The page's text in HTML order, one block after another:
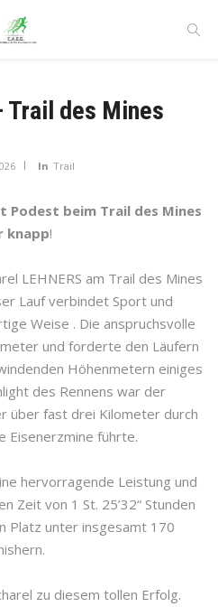
Trail des Mines
In Trail
Podest beim Trail des Mines
knapp!
LEHNERS am Trail des Mines
Lauf verbindet Sport und
Weise . Die anspruchsvolle
und forderte den Läufern
Höhenmetern einiges
des Rennens war der
über fast drei Kilometer durch
Eisenerzmine führte.
hervorragende Leistung und
Zeit von 1 St. 25’32“ Stunden
Platz unter insgesamt 170
zu diesem tollen Erfolg.